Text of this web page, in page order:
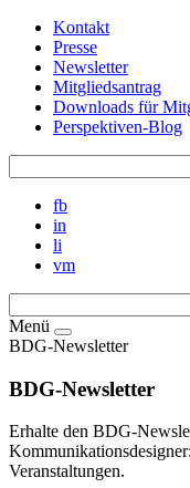
Kontakt
Presse
Newsletter
Mitgliedsantrag
Downloads für
Perspektiven-Blog
fb
in
li
vm
Menü
BDG-Newsletter
BDG-Newsletter
Erhalte den BDG-
Veranstaltungen.